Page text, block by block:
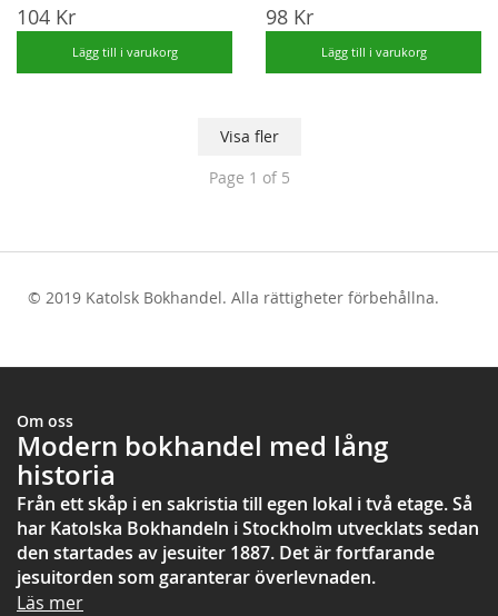
104 Kr
Lägg till i varukorg
98 Kr
Lägg till i varukorg
Visa fler
Page 1 of 5
© 2019 Katolsk Bokhandel. Alla rättigheter förbehållna.
Om oss
Modern bokhandel med lång
historia
Från ett skåp i en sakristia till egen lokal i två etage. Så
har Katolska Bokhandeln i Stockholm utvecklats sedan
den startades av jesuiter 1887. Det är fortfarande
jesuitorden som garanterar överlevnaden.
Läs mer